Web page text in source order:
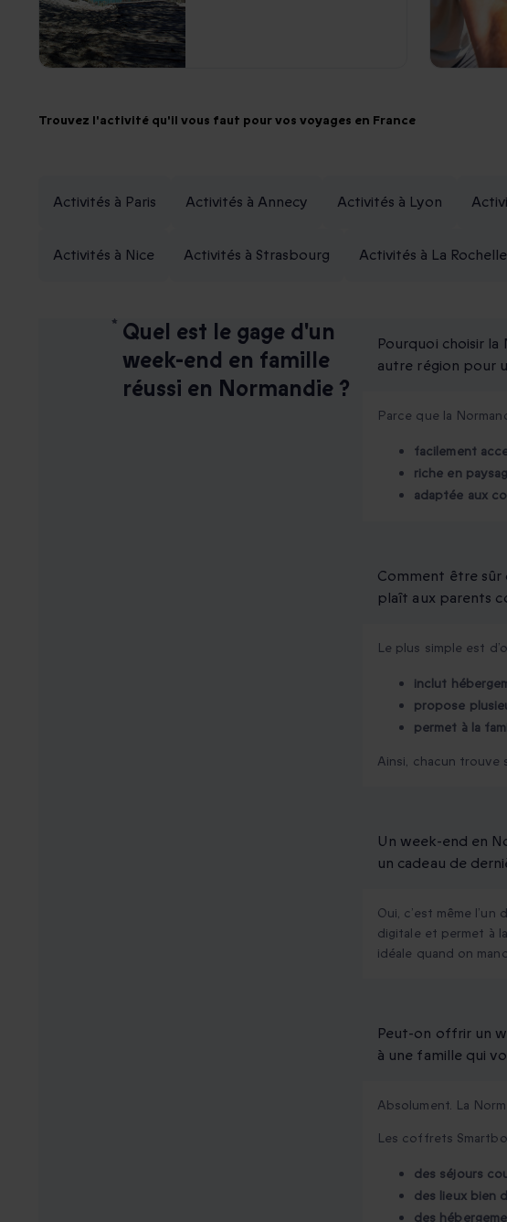
Trouvez l'activité qu'il vous faut pour vos voyages en France
Activités à Paris Activités à Annecy Activités à Lyon
Activités à Nice Activités à Strasbourg Activités à La Rochelle
Quel est le gage d'un
week-end en famille
réussi en Normandie ?
Pourquoi choisir
autre région pour
Parce que la
facilement
riche en
adaptée aux
Comment être sûr
plaît aux parents
Le plus simple est
inclut
propose
permet à la
Ainsi, chacun trouve
Un week-end en
un cadeau de
Oui, c’est même
digitale et permet à
idéale quand on
Peut-on offrir un
à une famille qui
Absolument. La
Les coffrets
des séjours
des lieux bien
des